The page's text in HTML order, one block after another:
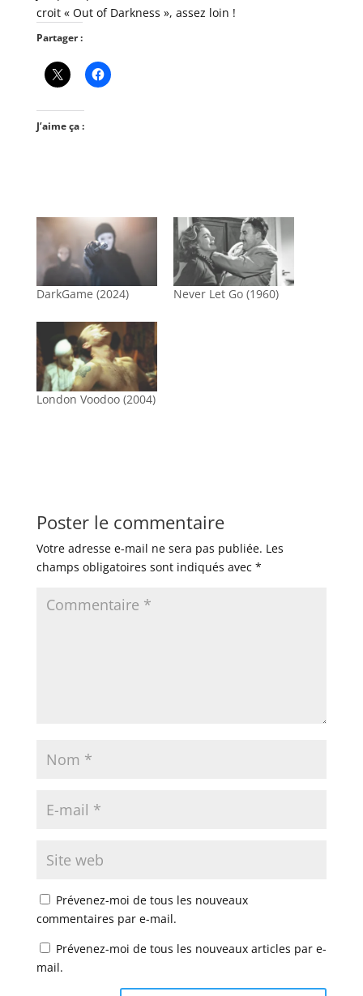
croit « Out of Darkness », assez loin !
Partager :
J’aime ça :
DarkGame (2024) Never Let Go (1960)
London Voodoo (2004)
Poster le commentaire
Votre adresse e-mail ne sera pas publiée. Les
champs obligatoires sont indiqués avec *
Prévenez-moi de tous les nouveaux
commentaires par e-mail.
Prévenez-moi de tous les nouveaux articles par e-
mail.